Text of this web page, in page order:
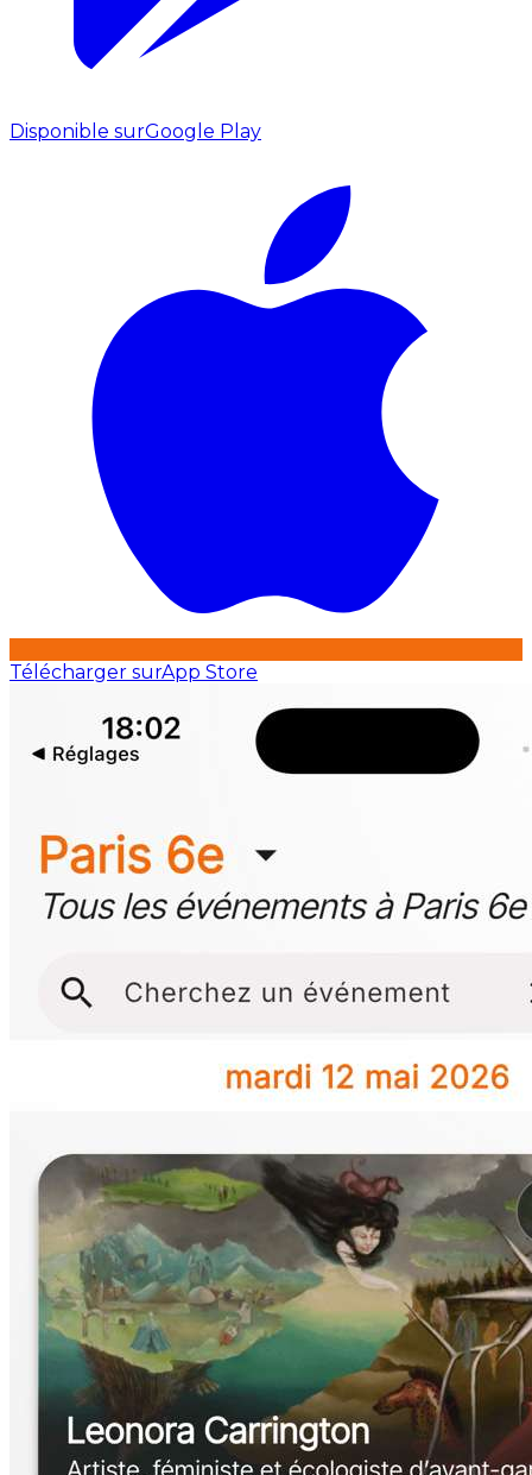
Disponible surGoogle Play
Télécharger surApp Store